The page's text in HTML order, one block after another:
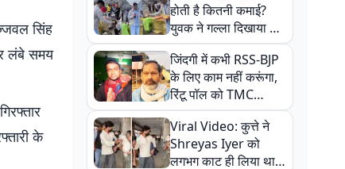
सिंह
लंबे समय
के
की गंदी चाल
होती है कितनी कमाई?
युवक ने गल्ला दिखाया तो
नौकरी वालों के खड़े हो गए
कान
जिंदगी में कभी RSS-BJP
के लिए काम नहीं करूंगा,
रिंटू पॉल को TMC
ऑफिस में ले जाकर पीटा,
Video वायरल
Viral Video: कुत्ते ने
Shreyas Iyer को
लगभग काट ही लिया था,